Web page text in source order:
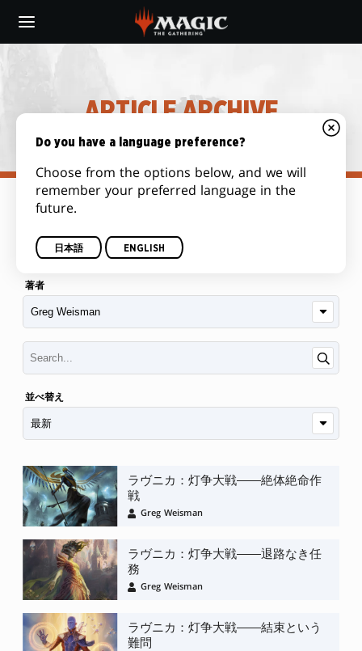
main
ARTICLE ARCHIVE
著者
並べ替え
ラヴニカ：灯争大戦――絶体絶命作
戦
Greg Weisman
ラヴニカ：灯争大戦――退路なき任
務
Greg Weisman
ラヴニカ：灯争大戦――結束という
難問
Do you have a language preference?
Choose from the options below, and we will
remember your preferred language in the
future.
日本語 ENGLISH